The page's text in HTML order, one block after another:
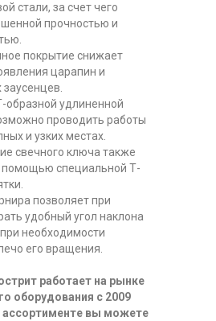
стали, за счет чего
прочностью и
покрытие снижает
царапин и
образной удлиненной
проводить работы
и узких местах.
свечного ключа также
помощью специальной Т-
позволяет при
удобный угол наклона
необходимости
его вращения.
работает на рынке
оборудования с 2009
вы можете